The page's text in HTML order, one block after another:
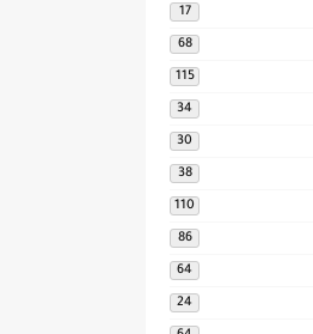
17
68
115
34
30
38
110
86
64
24